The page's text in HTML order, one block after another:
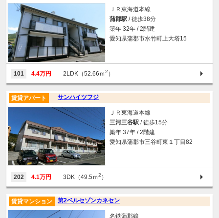
ＪＲ東海道本線
蒲郡駅 / 徒歩38分
築年 32年 / 2階建
愛知県蒲郡市水竹町上大塔15
101 4.4万円 2LDK（52.66ｍ2 ）
サンハイツフジ
賃貸アパート
ＪＲ東海道本線
三河三谷駅 / 徒歩15分
築年 37年 / 2階建
愛知県蒲郡市三谷町東１丁目82
202 4.1万円 3DK（49.5ｍ2 ）
第2ベルセゾンカネセン
賃貸マンション
名鉄蒲郡線